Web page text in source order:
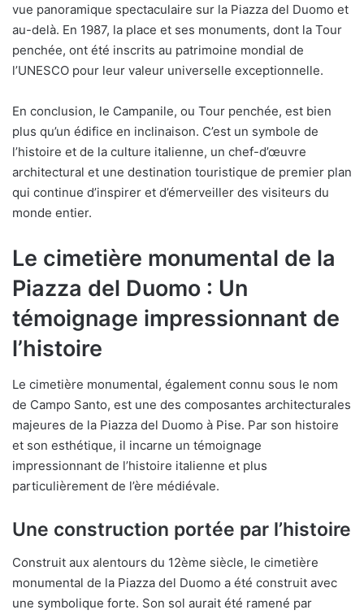
vue panoramique spectaculaire sur la Piazza del Duomo et
au-delà. En 1987, la place et ses monuments, dont la Tour
penchée, ont été inscrits au patrimoine mondial de
l’UNESCO pour leur valeur universelle exceptionnelle.
En conclusion, le Campanile, ou Tour penchée, est bien
plus qu’un édifice en inclinaison. C’est un symbole de
l’histoire et de la culture italienne, un chef-d’œuvre
architectural et une destination touristique de premier plan
qui continue d’inspirer et d’émerveiller des visiteurs du
monde entier.
Le cimetière monumental de la
Piazza del Duomo : Un
témoignage impressionnant de
l’histoire
Le cimetière monumental, également connu sous le nom
de Campo Santo, est une des composantes architecturales
majeures de la Piazza del Duomo à Pise. Par son histoire
et son esthétique, il incarne un témoignage
impressionnant de l’histoire italienne et plus
particulièrement de l’ère médiévale.
Une construction portée par l’histoire
Construit aux alentours du 12ème siècle, le cimetière
monumental de la Piazza del Duomo a été construit avec
une symbolique forte. Son sol aurait été ramené par